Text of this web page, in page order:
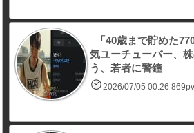
「40歳まで貯めた
気ユーチューバー、
う、若者に警鐘
2026/07/05 00:26 869pv